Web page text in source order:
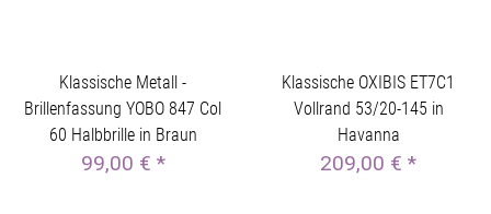
Klassische Metall -
Brillenfassung YOBO 847 Col
60 Halbbrille in Braun
99,00 € *
Klassische OXIBIS ET7C1
Vollrand 53/20-145 in
Havanna
209,00 € *